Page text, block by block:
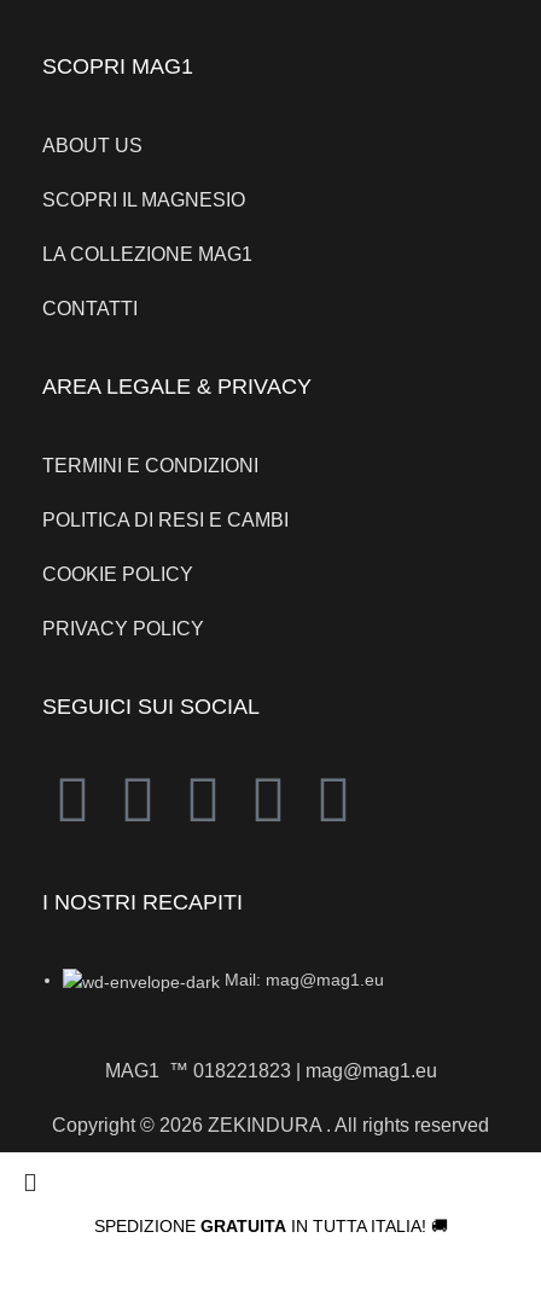
SCOPRI MAG1
ABOUT US
SCOPRI IL MAGNESIO
LA COLLEZIONE MAG1
CONTATTI
AREA LEGALE & PRIVACY
TERMINI E CONDIZIONI
POLITICA DI RESI E CAMBI
COOKIE POLICY
PRIVACY POLICY
SEGUICI SUI SOCIAL
I NOSTRI RECAPITI
Mail: mag@mag1.eu
MAG1 ™ 018221823 | mag@mag1.eu
Copyright © 2026 ZEKINDURA . All rights reserved
SPEDIZIONE GRATUITAIN TUTTA ITALIA! 🚚